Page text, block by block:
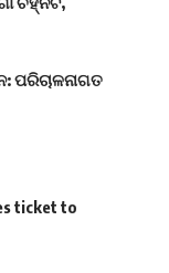
ପରିଚାଳନାଗତ
ticket to